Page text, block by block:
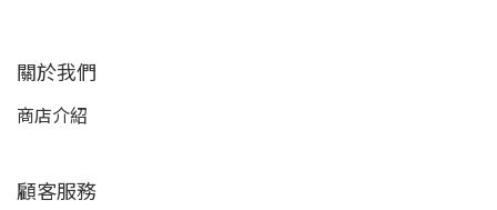
關於我們
商店介紹
顧客服務